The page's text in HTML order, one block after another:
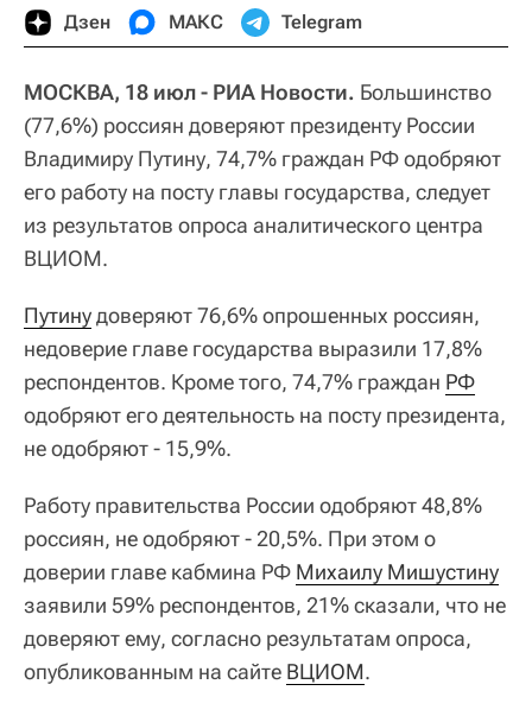
Дзен МАКС Telegram
МОСКВА, 18 июл - РИА Новости. Большинство
(77,6%) россиян доверяют президенту России
Владимиру Путину, 74,7% граждан РФ одобряют
его работу на посту главы государства, следует
из результатов опроса аналитического центра
ВЦИОМ.
Путинудоверяют 76,6% опрошенных россиян,
недоверие главе государства выразили 17,8%
респондентов. Кроме того, 74,7% граждан РФ
одобряют его деятельность на посту президента,
не одобряют - 15,9%.
Работу правительства России одобряют 48,8%
россиян, не одобряют - 20,5%. При этом о
доверии главе кабмина РФ Михаилу Мишустину
заявили 59% респондентов, 21% сказали, что не
доверяют ему, согласно результатам опроса,
опубликованным на сайте ВЦИОМ.